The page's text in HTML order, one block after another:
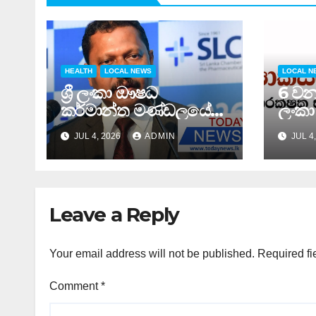
HEALTH LOCAL NEWS
ශ්‍රී ලංකා ඖෂධ
කර්මාන්ත මණ්ඩලයේ
65 වන වාර්ෂික මහා
සමුළුව සෞඛ්‍ය නියෝජ්‍ය
අමාත්‍යවරයාගේ
JUL 4, 2026 ADMIN
LOCAL
6 වන
ඊයේ
JUL
Leave a Reply
Your email address will not be published. Required
Comment*